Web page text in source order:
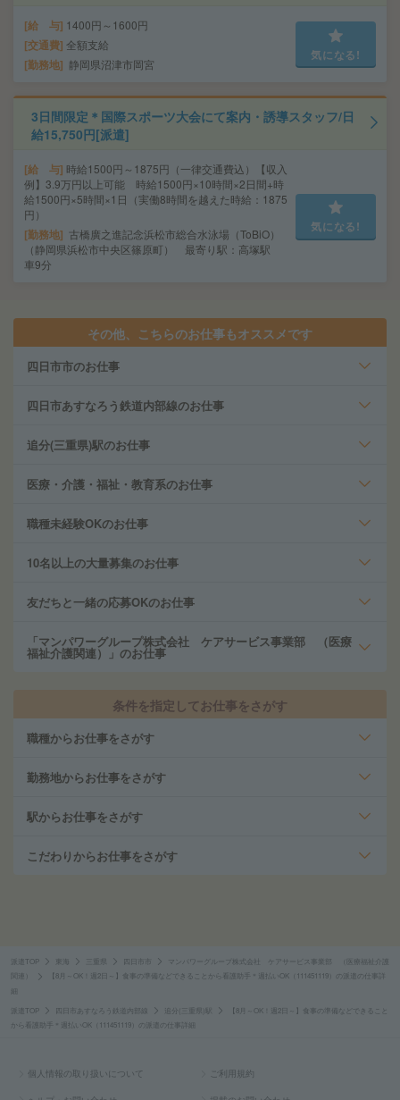
給 与 1400円～1600円
交通費 全額支給
勤務地 静岡県沼津市岡宮
気になる!
3日間限定＊国際スポーツ大会にて案内・誘導スタッフ/日
給15,750円[派遣]
給 与 時給1500円～1875円（一律交通費込）【収入
例】3.9万円以上可能 時給1500円×10時間×2日間+時
給1500円×5時間×1日（実働8時間を越えた時給：1875
円）
勤務地
古橋廣之進記念浜松市総合水泳場（ToBiO）
（静岡県浜松市中央区篠原町） 最寄り駅：高塚駅
車9分
気になる!
その他、こちらのお仕事もオススメです
四日市市のお仕事
四日市あすなろう鉄道内部線のお仕事
追分(三重県)駅のお仕事
医療・介護・福祉・教育系のお仕事
職種未経験OKのお仕事
10名以上の大量募集のお仕事
友だちと一緒の応募OKのお仕事
「マンパワーグループ株式会社 ケアサービス事業部 （医療
福祉介護関連）」のお仕事
条件を指定してお仕事をさがす
職種からお仕事をさがす
勤務地からお仕事をさがす
駅からお仕事をさがす
こだわりからお仕事をさがす
派遣TOP 東海 三重県 四日市市
マンパワーグループ株式会社 ケアサービス事業部 （医療福祉介護
【8月～OK！週2日～】食事の準備などできることから看護助手＊週払いOK（111451119）の派遣の仕事詳
細
派遣TOP 四日市あすなろう鉄道内部線 追分(三重県)駅
【8月～OK！週2日～】食事の準備などできること
から看護助手＊週払いOK（111451119）の派遣の仕事詳細
個人情報の取り扱いについて ご利用規約